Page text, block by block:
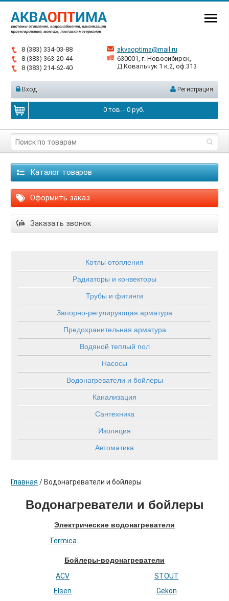
8 (383) 334-03-88
8 (383) 363-20-44
8 (383) 214-62-40
akvaoptima@mail.ru
630001, г. Новосибирск,
Д.Ковальчук 1 к.2, оф.313
Вход Регистрация
0тов. - 0руб.
Каталог товаров
Оформить заказ
Заказать звонок
Котлы отопления
Радиаторы и конвекторы
Трубы и фитинги
Запорно-регулирующая арматура
Предохранительная арматура
Водяной теплый пол
Насосы
Водонагреватели и бойлеры
Канализация
Сантехника
Изоляция
Автоматика
Главная / Водонагреватели и бойлеры
Водонагреватели и бойлеры
Электрические водонагреватели
Termica
Бойлеры-водонагреватели
ACV
STOUT
Elsen
Gekon